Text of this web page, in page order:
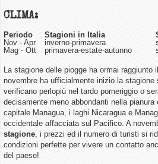
CLIMA:
Periodo Stagioni in Italia
Nov - Apr
inverno-primavera
Mag - Ott
primavera-estate-autunno
La stagione delle piogge ha ormai
novembre ha ufficialmente inizio la
verificano perlopiù nel tardo pomeriggio o
decisamente meno abbondanti nella
capitale Managua, i laghi Nicaragua e
occidentale affacciata sul Pacifico. A
stagione, i prezzi ed il numero di turisti si
condizioni perfette per vivere un contatto
del paese!